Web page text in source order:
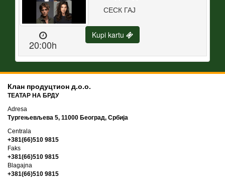
СЕСК ГАЈ
20:00h
Kupi kartu
Клан продуцтион д.о.о.
ТЕАТАР НА БРДУ
Adresa
Тургењевљева 5, 11000 Београд, Србија
Centrala
+381(66)510 9815
Faks
+381(66)510 9815
Blagajna
+381(66)510 9815